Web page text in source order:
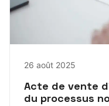
26 août 2025
Acte de vente
du processus